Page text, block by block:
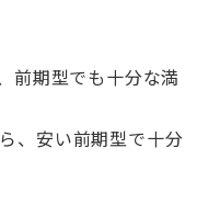
前期型でも十分な満
、安い前期型で十分